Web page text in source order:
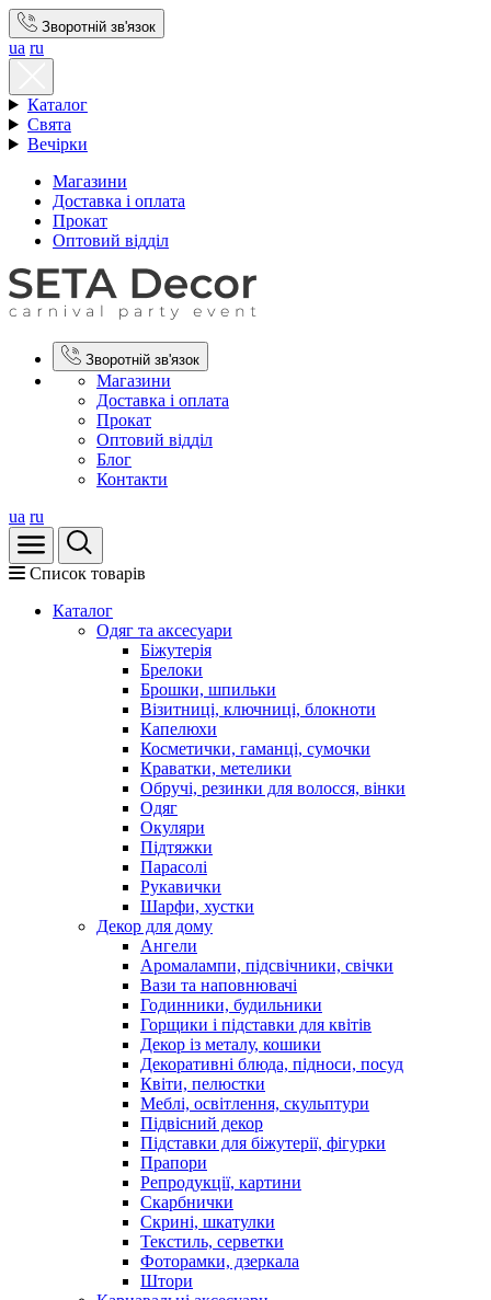
Зворотній зв'язок
ua ru
Каталог
Свята
Вечірки
Магазини
Доставка і оплата
Прокат
Оптовий відділ
Зворотній зв'язок
Магазини
Доставка і оплата
Прокат
Оптовий відділ
Блог
Контакти
ua ru
Список товарів
Каталог
Oдяг та аксесуари
Біжутерія
Брелоки
Брошки, шпильки
Візитниці, ключниці, блокноти
Капелюхи
Косметички, гаманці, сумочки
Краватки, метелики
Обручі, резинки для волосся, вінки
Одяг
Окуляри
Підтяжки
Парасолі
Рукавички
Шарфи, хустки
Декор для дому
Ангели
Аромалампи, підсвічники, свічки
Вази та наповнювачі
Годинники, будильники
Горщики і підставки для квітів
Декор із металу, кошики
Декоративні блюда, підноси, посуд
Квіти, пелюстки
Меблі, освітлення, скульптури
Підвісний декор
Підставки для біжутерії, фігурки
Прапори
Репродукції, картини
Скарбнички
Скрині, шкатулки
Текстиль, серветки
Фоторамки, дзеркала
Штори